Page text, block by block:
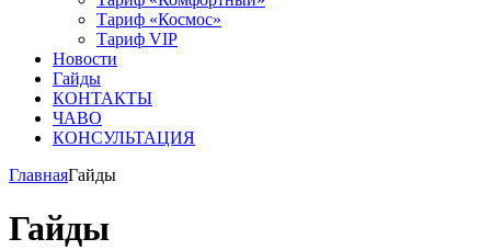
Тариф «Космос»
Тариф VIP
Новости
Гайды
КОНТАКТЫ
ЧАВО
КОНСУЛЬТАЦИЯ
ГлавнаяГайды
Гайды